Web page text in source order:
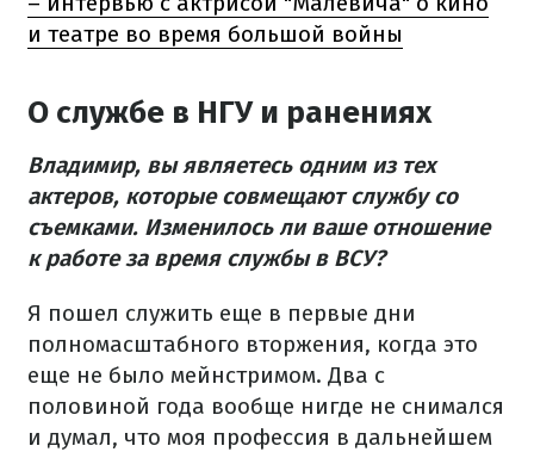
и театре во время большой войны
О службе в НГУ и ранениях
Владимир, вы являетесь одним из тех
актеров, которые совмещают службу со
съемками. Изменилось ли ваше отношение
к работе за время службы в ВСУ?
Я пошел служить еще в первые дни
полномасштабного вторжения, когда это
еще не было мейнстримом. Два с
половиной года вообще нигде не снимался
и думал, что моя профессия в дальнейшем